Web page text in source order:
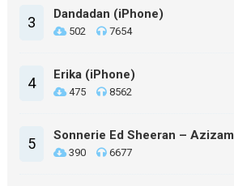
3 Dandadan (iPhone)
502 7654
4 Erika (iPhone)
475 8562
5 Sonnerie Ed Sheeran – Azizam
390 6677